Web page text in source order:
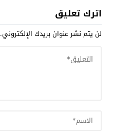
اترك تعليق
لن يتم نشر عنوان بريدك الإلكتروني.